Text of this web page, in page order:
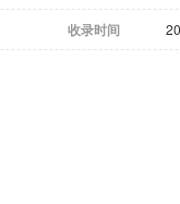
收录时间